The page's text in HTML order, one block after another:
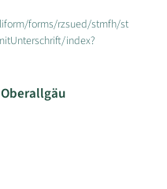
forms/rzsued/stmfh/st
index?